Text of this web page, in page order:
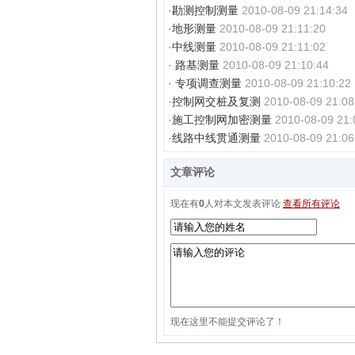
·勘测控制测量 2010-08-09 21:14:34
·地形测量 2010-08-09 21:11:20
·中线测量 2010-08-09 21:11:02
· 路基测量 2010-08-09 21:10:44
· 专项调查测量 2010-08-09 21:10:22
·控制网交桩及复测 2010-08-09
·施工控制网加密测量 2010-08-09
·线路中线贯通测量 2010-08-09
文章评论
现在有0人对本文发表评论 查看所有评论
现在这里不能提交评论了！